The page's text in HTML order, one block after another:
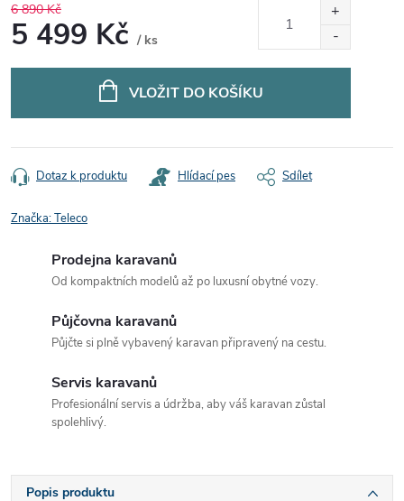
6 890 Kč
5 499 Kč / ks
VLOŽIT DO KOŠÍKU
Dotaz k produktu Hlídací pes Sdílet
Značka:Teleco
Prodejna karavanů
Od kompaktních modelů až po luxusní obytné vozy.
Půjčovna karavanů
Půjčte si plně vybavený karavan připravený na cestu.
Servis karavanů
Profesionální servis a údržba, aby váš karavan zůstal
spolehlivý.
Popis produktu